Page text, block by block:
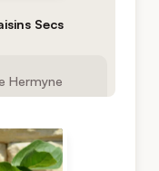
Secs
Hermyne